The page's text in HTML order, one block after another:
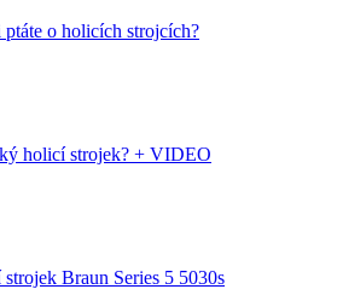
ptáte o holicích strojcích?
holicí strojek? + VIDEO
Braun Series 5 5030s